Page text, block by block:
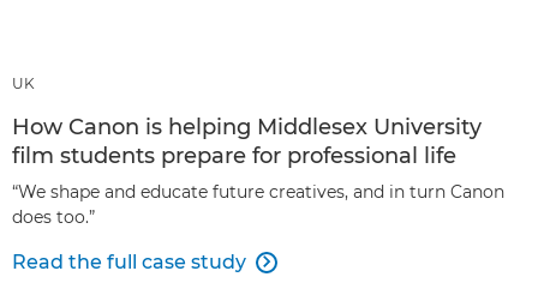
UK
How Canon is helping Middlesex University
film students prepare for professional life
“We shape and educate future creatives, and in turn Canon
does too.”
Read the full case study 